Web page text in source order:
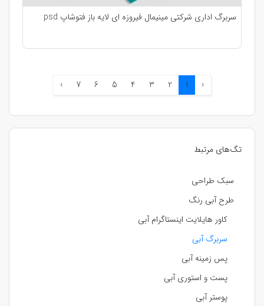
تگ‌های مرتبط
سبک طراحی
طرح آبی رنگ
کاور هایلایت اینستاگرام آبی
سربرگ آبی
پس زمینه آبی
پست و استوری آبی
پوستر آبی
سربرگ اداری شرکتی مینیمال فیروزه ای لایه باز فتوشاپ psd
‹
1
2
3
4
5
6
7
›